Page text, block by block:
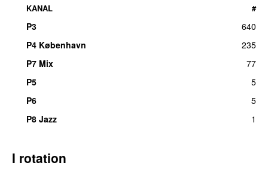
KANAL #
P3
640
P4 København
235
P7 Mix
77
P5
5
P6
5
P8 Jazz
1
I rotation